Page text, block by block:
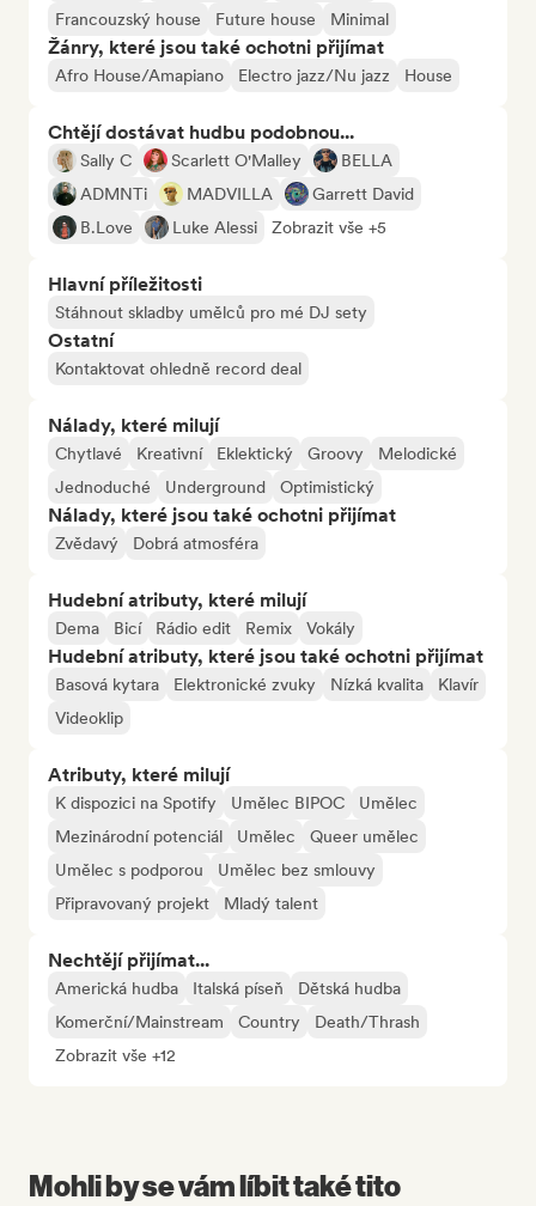
Francouzský house
Future house Minimal
Žánry, které jsou také ochotni přijímat
Afro House/Amapiano Electro jazz/Nu jazz House
Chtějí dostávat hudbu podobnou...
Sally C Scarlett O'Malley
BELLA
ADMNTi
MADVILLA
Garrett David
B.Love
Luke Alessi Zobrazit vše +5
Hlavní příležitosti
Stáhnout skladby umělců pro mé DJ sety
Ostatní
Kontaktovat ohledně record deal
Nálady, které milují
Chytlavé Kreativní Eklektický Groovy
Melodické
Jednoduché
Underground Optimistický
Nálady, které jsou také ochotni přijímat
Zvědavý Dobrá atmosféra
Hudební atributy, které milují
Dema Bicí Rádio edit Remix Vokály
Hudební atributy, které jsou také ochotni přijímat
Basová kytara Elektronické zvuky Nízká kvalita
Klavír
Videoklip
Atributy, které milují
K dispozici na Spotify Umělec BIPOC
Umělec
Mezinárodní potenciál
Umělec
Queer umělec
Umělec s podporou
Umělec bez smlouvy
Připravovaný projekt
Mladý talent
Nechtějí přijímat...
Americká hudba Italská píseň
Dětská hudba
Komerční/Mainstream
Country
Death/Thrash
Zobrazit vše +12
Mohli by se vám líbit také tito